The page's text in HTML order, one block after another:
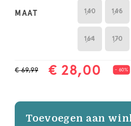
MAAT 140 146
164 170
€ 69,99 € 28,00 - 60%
Toevoegen aan